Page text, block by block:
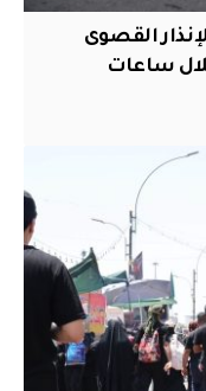
القصوى
ساعات